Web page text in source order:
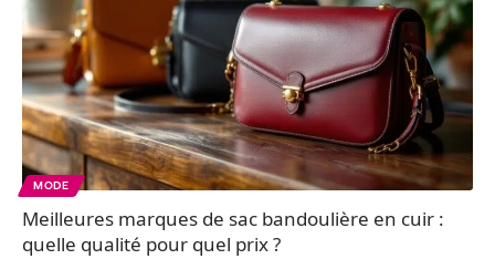
MODE
Meilleures marques de sac bandoulière en cuir :
quelle qualité pour quel prix ?